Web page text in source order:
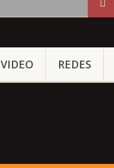
VIDEO REDES